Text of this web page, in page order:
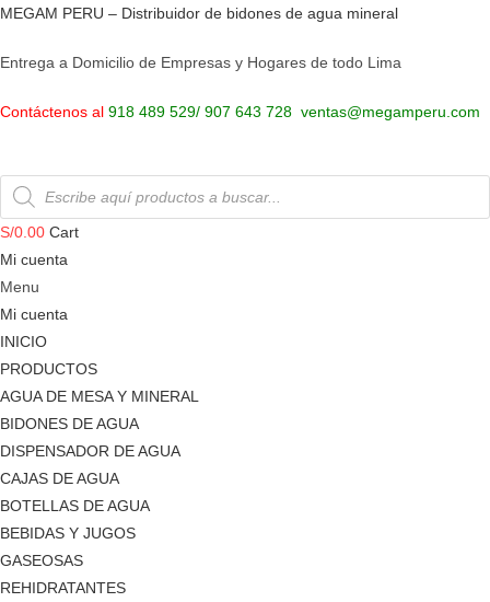
Saltar
contenido
MEGAM PERU – Distribuidor de bidones de agua mineral
Entrega a Domicilio de Empresas y Hogares de todo Lima
Contáctenos al 918 489 529/ 907 643 728 ventas@megamperu.com
Búsqueda
de
productos
S/0.00 Cart
Mi cuenta
Menu
Mi cuenta
INICIO
PRODUCTOS
AGUA DE MESA Y MINERAL
BIDONES DE AGUA
DISPENSADOR DE AGUA
CAJAS DE AGUA
BOTELLAS DE AGUA
BEBIDAS Y JUGOS
GASEOSAS
REHIDRATANTES